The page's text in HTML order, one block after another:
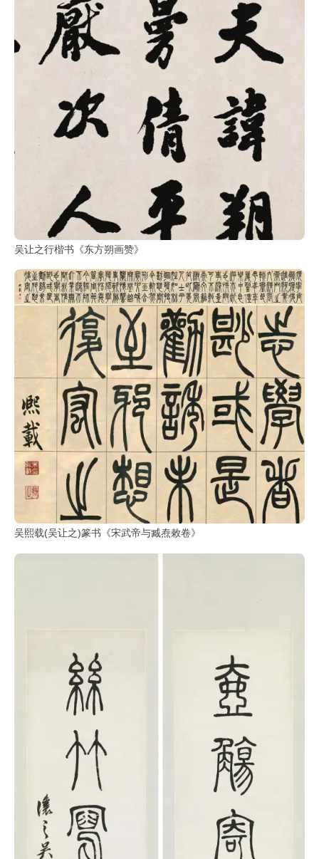
吴让之行楷书《东方朔画赞》
吴熙载(吴让之)篆书《宋武帝与臧焘敕卷》